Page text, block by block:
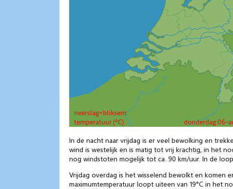
In de nacht naar vrijdag is er veel bewolking en
wind is westelijk en is matig tot vrij krachtig, in het
nog windstoten mogelijk tot ca. 90 km/uur. In de
Vrijdag overdag is het wisselend bewolkt en komen
maximumtemperatuur loopt uiteen van 19°C in het